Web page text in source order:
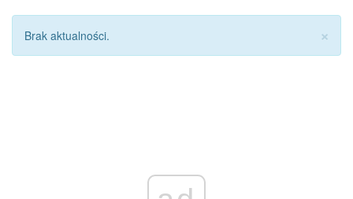
×
Brak aktualności.